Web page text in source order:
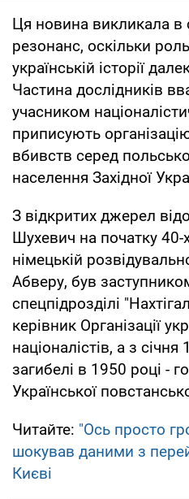
Ця новина викликала в
резонанс, оскільки
українській історії
Частина дослідників
учасником
приписують
вбивств серед
населення Західної
З відкритих джерел
Шухевич на початку 40-
німецькій
Абверу, був
спецпідрозділі
керівник Організації
націоналістів, а з
загибелі в 1950 році -
Української
Читайте: "Ось просто
шокував даними з
Києві